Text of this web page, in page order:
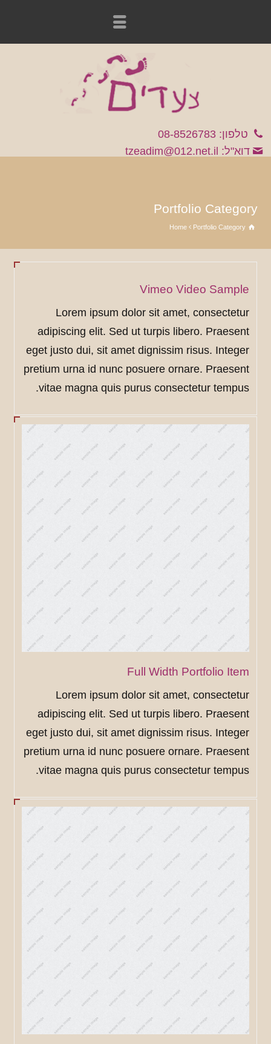
טלפון: 08-8526783
דוא"ל: tzeadim@012.net.il
Portfolio Category
Home Portfolio Category
Vimeo Video Sample
Lorem ipsum dolor sit amet, consectetur
adipiscing elit. Sed ut turpis libero. Praesent
eget justo dui, sit amet dignissim risus. Integer
pretium urna id nunc posuere ornare. Praesent
vitae magna quis purus consectetur tempus.
Full Width Portfolio Item
Lorem ipsum dolor sit amet, consectetur
adipiscing elit. Sed ut turpis libero. Praesent
eget justo dui, sit amet dignissim risus. Integer
pretium urna id nunc posuere ornare. Praesent
vitae magna quis purus consectetur tempus.